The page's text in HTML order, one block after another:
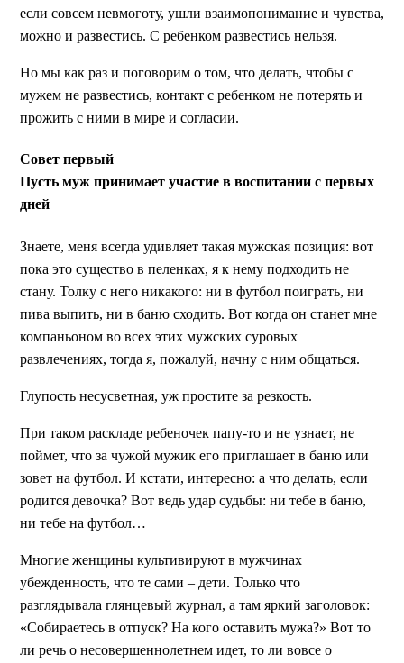
если совсем невмоготу, ушли взаимопонимание и чувства,
можно и развестись. С ребенком развестись нельзя.
Но мы как раз и поговорим о том, что делать, чтобы с
мужем не развестись, контакт с ребенком не потерять и
прожить с ними в мире и согласии.
Совет первый
Пусть муж принимает участие в воспитании с первых
дней
Знаете, меня всегда удивляет такая мужская позиция: вот
пока это существо в пеленках, я к нему подходить не
стану. Толку с него никакого: ни в футбол поиграть, ни
пива выпить, ни в баню сходить. Вот когда он станет мне
компаньоном во всех этих мужских суровых
развлечениях, тогда я, пожалуй, начну с ним общаться.
Глупость несусветная, уж простите за резкость.
При таком раскладе ребеночек папу-то и не узнает, не
поймет, что за чужой мужик его приглашает в баню или
зовет на футбол. И кстати, интересно: а что делать, если
родится девочка? Вот ведь удар судьбы: ни тебе в баню,
ни тебе на футбол…
Многие женщины культивируют в мужчинах
убежденность, что те сами – дети. Только что
разглядывала глянцевый журнал, а там яркий заголовок:
«Собираетесь в отпуск? На кого оставить мужа?» Вот то
ли речь о несовершеннолетнем идет, то ли вовсе о